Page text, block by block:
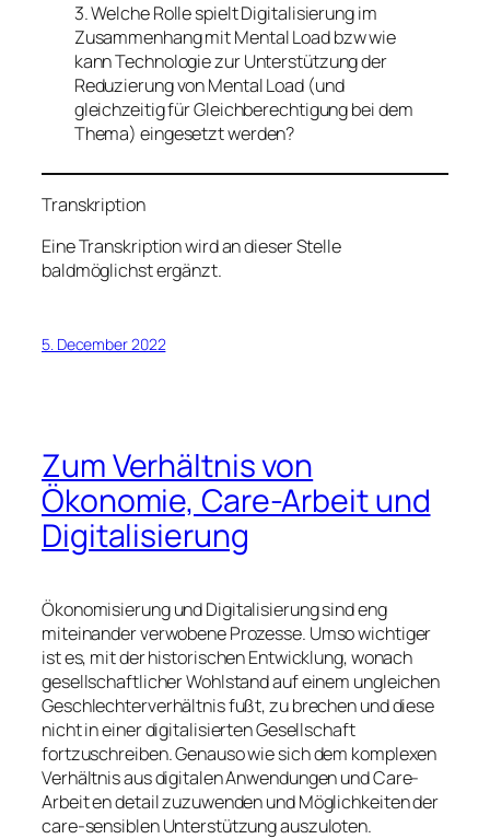
3. Welche Rolle spielt Digitalisierung im
Zusammenhang mit Mental Load bzw wie
kann Technologie zur Unterstützung der
Reduzierung von Mental Load (und
gleichzeitig für Gleichberechtigung bei dem
Thema) eingesetzt werden?
Transkription
Eine Transkription wird an dieser Stelle
baldmöglichst ergänzt.
5. December 2022
Zum Verhältnis von
Ökonomie, Care-Arbeit und
Digitalisierung
Ökonomisierung und Digitalisierung sind eng
miteinander verwobene Prozesse. Umso wichtiger
ist es, mit der historischen Entwicklung, wonach
gesellschaftlicher Wohlstand auf einem ungleichen
Geschlechterverhältnis fußt, zu brechen und diese
nicht in einer digitalisierten Gesellschaft
fortzuschreiben. Genauso wie sich dem komplexen
Verhältnis aus digitalen Anwendungen und Care-
Arbeit en detail zuzuwenden und Möglichkeiten der
care-sensiblen Unterstützung auszuloten.